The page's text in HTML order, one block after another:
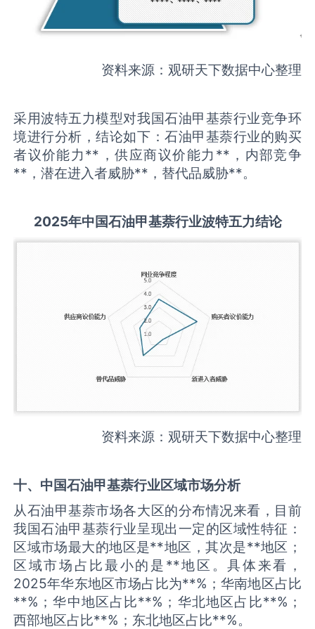
资料来源：观研天下数据中心整理
采用波特五力模型对我国石油甲基萘行业竞争环
境进行分析，结论如下：石油甲基萘行业的购买
者议价能力**，供应商议价能力**，内部竞争
**，潜在进入者威胁**，替代品威胁**。
2025年中国石油甲基萘行业波特五力结论
资料来源：观研天下数据中心整理
十、中国石油甲基萘行业区域市场分析
从石油甲基萘市场各大区的分布情况来看，目前
我国石油甲基萘行业呈现出一定的区域性特征：
区域市场最大的地区是**地区，其次是**地区；
区域市场占比最小的是**地区。具体来看，
2025年华东地区市场占比为**%；华南地区占比
**%；华中地区占比**%；华北地区占比**%；
西部地区占比**%；东北地区占比**%。